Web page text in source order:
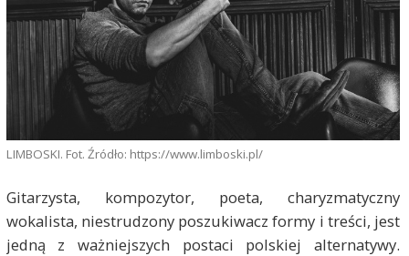
LIMBOSKI. Fot. Źródło: https://www.limboski.pl/
Gitarzysta, kompozytor, poeta, charyzmatyczny
wokalista, niestrudzony poszukiwacz formy i treści, jest
jedną z ważniejszych postaci polskiej alternatywy.